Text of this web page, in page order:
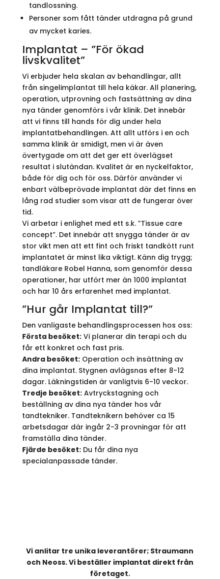
tandlossning.
Personer som fått tänder utdragna på grund
av mycket karies.
Implantat – ”För ökad
livskvalitet”
Vi erbjuder hela skalan av behandlingar, allt
från singelimplantat till hela käkar. All planering,
operation, utprovning och fastsättning av dina
nya tänder genomförs i vår klinik. Det innebär
att vi finns till hands för dig under hela
implantatbehandlingen. Att allt utförs i en och
samma klinik är smidigt, men vi är även
övertygade om att det ger ett överlägset
resultat i slutändan. Kvalitet är en nyckelfaktor,
både för dig och för oss. Därför använder vi
enbart välbeprövade implantat där det finns en
lång rad studier som visar att de fungerar över
tid.
Vi arbetar i enlighet med ett s.k. ”Tissue care
concept”. Det innebär att snygga tänder är av
stor vikt men att ett fint och friskt tandkött runt
implantatet är minst lika viktigt. Känn dig trygg;
tandläkare Robel Hanna, som genomför dessa
operationer, har utfört mer än 1000 implantat
och har 10 års erfarenhet med implantat.
”Hur går Implantat till?”
Den vanligaste behandlingsprocessen hos oss:
Första besöket:Vi planerar din terapi och du
får ett konkret och fast pris.
Andra besöket:Operation och insättning av
dina implantat. Stygnen avlägsnas efter 8-12
dagar. Läkningstiden är vanligtvis 6-10 veckor.
Tredje besöket:Avtryckstagning och
beställning av dina nya tänder hos vår
tandtekniker. Tandteknikern behöver ca 15
arbetsdagar där ingår 2-3 provningar för att
framställa dina tänder.
Fjärde besöket:Du får dina nya
specialanpassade tänder.
Vi anlitar tre unika leverantörer; Straumann
och Neoss. Vi beställer implantat direkt från
företaget.